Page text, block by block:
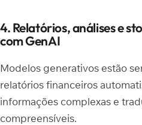
4. Relatórios, análises e
com GenAI
Modelos generativos estão
relatórios financeiros
informações complexas e
compreensíveis.